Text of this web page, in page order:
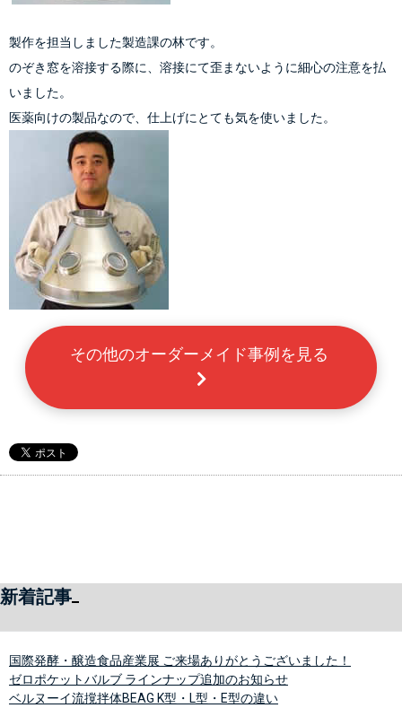
製作を担当しました製造課の林です。
のぞき窓を溶接する際に、溶接にて歪まないように細心の注意を払
いました。
医薬向けの製品なので、仕上げにとても気を使いました。
その他のオーダーメイド事例を見る
新着記事
国際発酵・醸造食品産業展 ご来場ありがとうございました！
ゼロポケットバルブ ラインナップ追加のお知らせ
ベルヌーイ流撹拌体BEAG K型・L型・E型の違い